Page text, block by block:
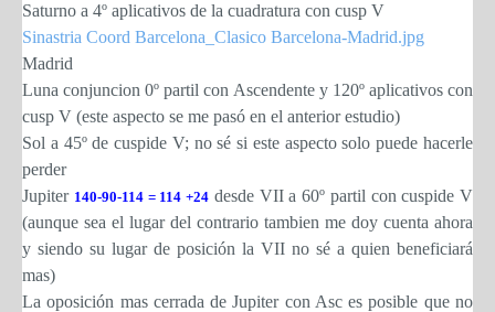
Saturno a 4º aplicativos de la cuadratura con cusp V
Sinastria Coord Barcelona_Clasico Barcelona-Madrid.jpg
Madrid
Luna conjuncion 0º partil con Ascendente y 120º aplicativos con
cusp V (este aspecto se me pasó en el anterior estudio)
Sol a 45º de cuspide V; no sé si este aspecto solo puede hacerle
perder
Jupiter 140-90-114 = 114 +24 desde VII a 60º partil con cuspide V
(aunque sea el lugar del contrario tambien me doy cuenta ahora
y siendo su lugar de posición la VII no sé a quien beneficiará
mas)
La oposición mas cerrada de Jupiter con Asc es posible que no